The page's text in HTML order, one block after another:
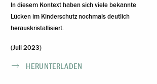
In diesem Kontext haben sich viele bekannte
Lücken im Kinderschutz nochmals deutlich
herauskristallisiert.
(Juli 2023)
HERUNTERLADEN